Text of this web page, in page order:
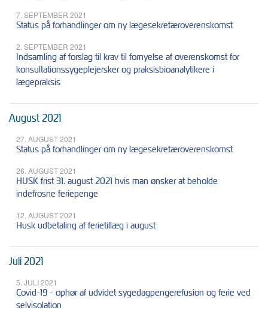
7. SEPTEMBER 2021
Status på forhandlinger om ny lægesekretæroverenskomst
2. SEPTEMBER 2021
Indsamling af forslag til krav til fornyelse af overenskomst for
konsultationssygeplejersker og praksisbioanalytikere i
lægepraksis
August 2021
27. AUGUST 2021
Status på forhandlinger om ny lægesekretæroverenskomst
26. AUGUST 2021
HUSK frist 31. august 2021 hvis man ønsker at beholde
indefrosne feriepenge
12. AUGUST 2021
Husk udbetaling af ferietillæg i august
Juli 2021
5. JULI 2021
Covid-19 - ophør af udvidet sygedagpengerefusion og ferie ved
selvisolation